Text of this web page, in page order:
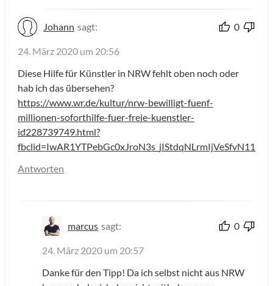
Johann sagt: 0
24. März 2020 um 20:56
Diese Hilfe für Künstler in NRW fehlt oben noch oder
hab ich das übersehen?
https://www.wr.de/kultur/nrw-bewilligt-fuenf-
millionen-soforthilfe-fuer-freie-kuenstler-
id228739749.html?
Antworten
marcus sagt: 0
24. März 2020 um 20:57
Danke für den Tipp! Da ich selbst nicht aus NRW